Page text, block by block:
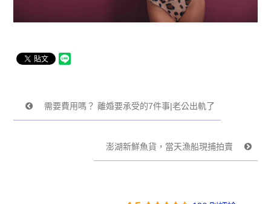
需要費用嗎？ 離婚要承受的7件事|老公出軌了
澎湖新鮮魚貨，當天漁船現捕拍賣